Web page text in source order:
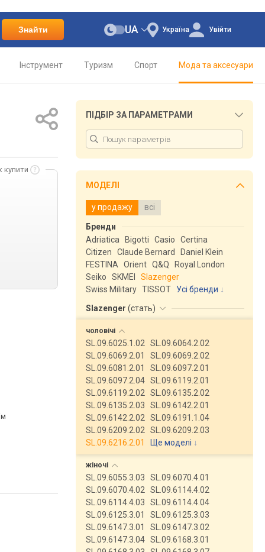
Знайти Україна
UA Увійти
Інструмент Туризм Спорт Мода та аксесуари
купити
ПІДБІР ЗА ПАРАМЕТРАМИ
МОДЕЛІ
у продажу всі
Бренди
Adriatica
Bigotti Casio
Certina
Citizen
Claude Bernard
Daniel Klein
FESTINA
Orient Q&Q
Royal London
Seiko
SKMEI
Slazenger
Swiss Military TISSOT
Усі бренди
Slazenger (стать)
чоловічі
SL.09.6025.1.02
SL.09.6064.2.02
SL.09.6069.2.01
SL.09.6069.2.02
SL.09.6081.2.01
SL.09.6097.2.01
SL.09.6097.2.04 SL.09.6119.2.01
SL.09.6119.2.02
SL.09.6135.2.02
SL.09.6135.2.03
SL.09.6142.2.01
SL.09.6142.2.02
SL.09.6191.1.04
SL.09.6209.2.02
SL.09.6209.2.03
SL.09.6216.2.01
Ще моделі ↓
жіночі
SL.09.6055.3.03
SL.09.6070.4.01
SL.09.6070.4.02
SL.09.6114.4.02
SL.09.6114.4.03
SL.09.6114.4.04
SL.09.6125.3.01
SL.09.6125.3.03
SL.09.6147.3.01
SL.09.6147.3.02
SL.09.6147.3.04 SL.09.6168.3.01